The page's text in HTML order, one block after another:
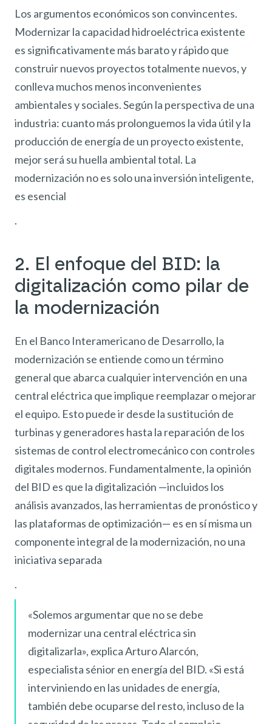
Los argumentos económicos son convincentes.
Modernizar la capacidad hidroeléctrica existente
es significativamente más barato y rápido que
construir nuevos proyectos totalmente nuevos, y
conlleva muchos menos inconvenientes
ambientales y sociales. Según la perspectiva de una
industria: cuanto más prolonguemos la vida útil y la
producción de energía de un proyecto existente,
mejor será su huella ambiental total. La
modernización no es solo una inversión inteligente,
es esencial
.
2. El enfoque del BID: la
digitalización como pilar de
la modernización
En el Banco Interamericano de Desarrollo, la
modernización se entiende como un término
general que abarca cualquier intervención en una
central eléctrica que implique reemplazar o mejorar
el equipo. Esto puede ir desde la sustitución de
turbinas y generadores hasta la reparación de los
sistemas de control electromecánico con controles
digitales modernos. Fundamentalmente, la opinión
del BID es que la digitalización —incluidos los
análisis avanzados, las herramientas de pronóstico y
las plataformas de optimización— es en sí misma un
componente integral de la modernización, no una
iniciativa separada
.
«Solemos argumentar que no se debe
modernizar una central eléctrica sin
digitalizarla», explica Arturo Alarcón,
especialista sénior en energía del BID. «Si está
interviniendo en las unidades de energía,
también debe ocuparse del resto, incluso de la